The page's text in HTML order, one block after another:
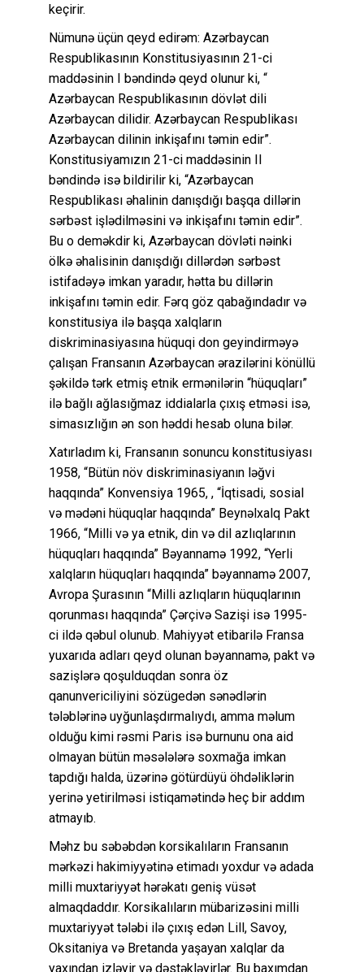
keçirir.
Nümunə üçün qeyd edirəm: Azərbaycan
Respublikasının Konstitusiyasının 21-ci
maddəsinin I bəndində qeyd olunur ki, “
Azərbaycan Respublikasının dövlət dili
Azərbaycan dilidir. Azərbaycan Respublikası
Azərbaycan dilinin inkişafını təmin edir”.
Konstitusiyamızın 21-ci maddəsinin II
bəndində isə bildirilir ki, “Azərbaycan
Respublikası əhalinin danışdığı başqa dillərin
sərbəst işlədilməsini və inkişafını təmin edir”.
Bu o deməkdir ki, Azərbaycan dövləti nəinki
ölkə əhalisinin danışdığı dillərdən sərbəst
istifadəyə imkan yaradır, hətta bu dillərin
inkişafını təmin edir. Fərq göz qabağındadır və
konstitusiya ilə başqa xalqların
diskriminasiyasına hüquqi don geyindirməyə
çalışan Fransanın Azərbaycan ərazilərini könüllü
şəkildə tərk etmiş etnik ermənilərin “hüquqları”
ilə bağlı ağlasığmaz iddialarla çıxış etməsi isə,
simasızlığın ən son həddi hesab oluna bilər.
Xatırladım ki, Fransanın sonuncu konstitusiyası
1958, “Bütün növ diskriminasiyanın ləğvi
haqqında” Konvensiya 1965, , “İqtisadi, sosial
və mədəni hüquqlar haqqında” Beynəlxalq Pakt
1966, “Milli və ya etnik, din və dil azlıqlarının
hüquqları haqqında” Bəyannamə 1992, “Yerli
xalqların hüquqları haqqında” bəyannamə 2007,
Avropa Şurasının “Milli azlıqların hüquqlarının
qorunması haqqında” Çərçivə Sazişi isə 1995-
ci ildə qəbul olunub. Mahiyyət etibarilə Fransa
yuxarıda adları qeyd olunan bəyannamə, pakt və
sazişlərə qoşulduqdan sonra öz
qanunvericiliyini sözügedən sənədlərin
tələblərinə uyğunlaşdırmalıydı, amma məlum
olduğu kimi rəsmi Paris isə burnunu ona aid
olmayan bütün məsələlərə soxmağa imkan
tapdığı halda, üzərinə götürdüyü öhdəliklərin
yerinə yetirilməsi istiqamətində heç bir addım
atmayıb.
Məhz bu səbəbdən korsikalıların Fransanın
mərkəzi hakimiyyətinə etimadı yoxdur və adada
milli muxtariyyət hərəkatı geniş vüsət
almaqdaddır. Korsikalıların mübarizəsini milli
muxtariyyət tələbi ilə çıxış edən Lill, Savoy,
Oksitaniya və Bretanda yaşayan xalqlar da
yaxından izləyir və dəstəkləyirlər. Bu baxımdan